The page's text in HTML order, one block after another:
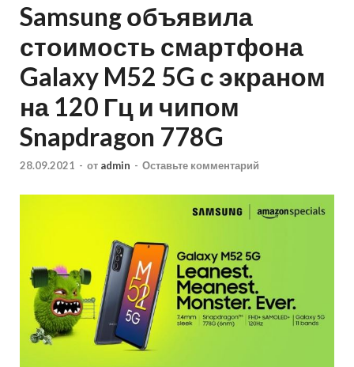
Samsung объявила
стоимость смартфона
Galaxy M52 5G с экраном
на 120 Гц и чипом
Snapdragon 778G
28.09.2021 - от admin - Оставьте комментарий